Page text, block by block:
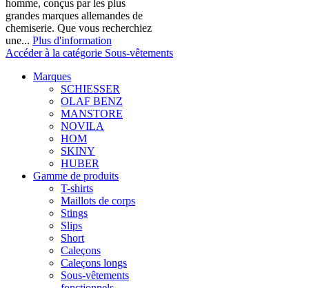
homme, conçus par les plus
grandes marques allemandes de
chemiserie. Que vous recherchiez
une... Plus d'information
Accéder à la catégorie Sous-vêtements
Marques
SCHIESSER
OLAF BENZ
MANSTORE
NOVILA
HOM
SKINY
HUBER
Gamme de produits
T-shirts
Maillots de corps
Stings
Slips
Short
Caleçons
Caleçons longs
Sous-vêtements